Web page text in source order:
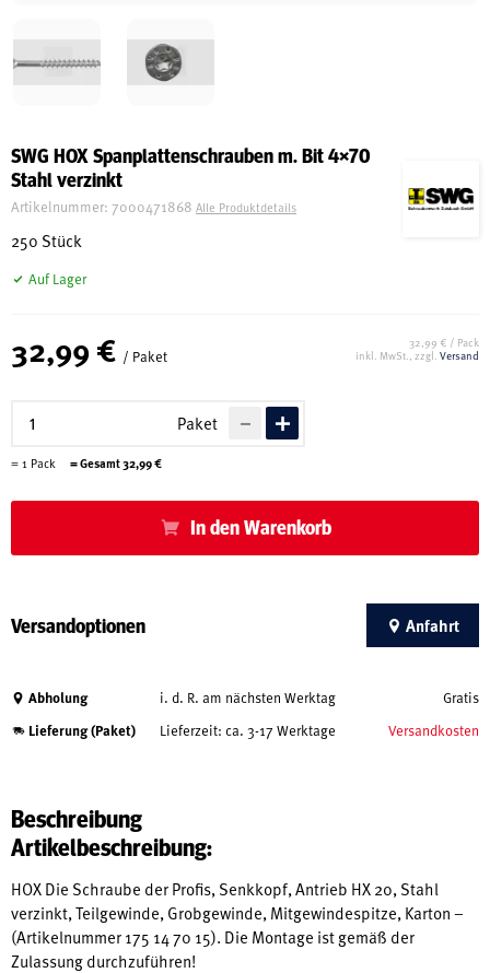
Schreinerei
Ausstellung
Infos
Kataloge
Kontakt & Anfahrt
SWG HOX Spanplattenschrauben m. Bit 4×70
Stahl verzinkt
Artikelnummer: 7000471868 Alle Produktdetails
250 Stück
Auf Lager
32,99 € / Paket
32,99 € / Pack
inkl. MwSt., zzgl. Versand
Paket
= 1 Pack = Gesamt32,99€
In den Warenkorb
Versandoptionen Anfahrt
Abholung i. d. R. am nächsten Werktag Gratis
Lieferung (Paket) Lieferzeit: ca. 3-17 Werktage Versandkosten
Beschreibung
Artikelbeschreibung:
HOX Die Schraube der Profis, Senkkopf, Antrieb HX 20, Stahl
verzinkt, Teilgewinde, Grobgewinde, Mitgewindespitze, Karton –
(Artikelnummer 175 14 70 15). Die Montage ist gemäß der
Zulassung durchzuführen!